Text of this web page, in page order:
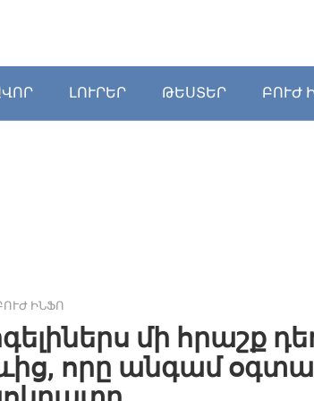
ԼՈՒՐԵՐ ԹԵՍՏԵՐ ԲՈՒԺ
ԻՆՖՈ
մի հրաշք
որը անգամ